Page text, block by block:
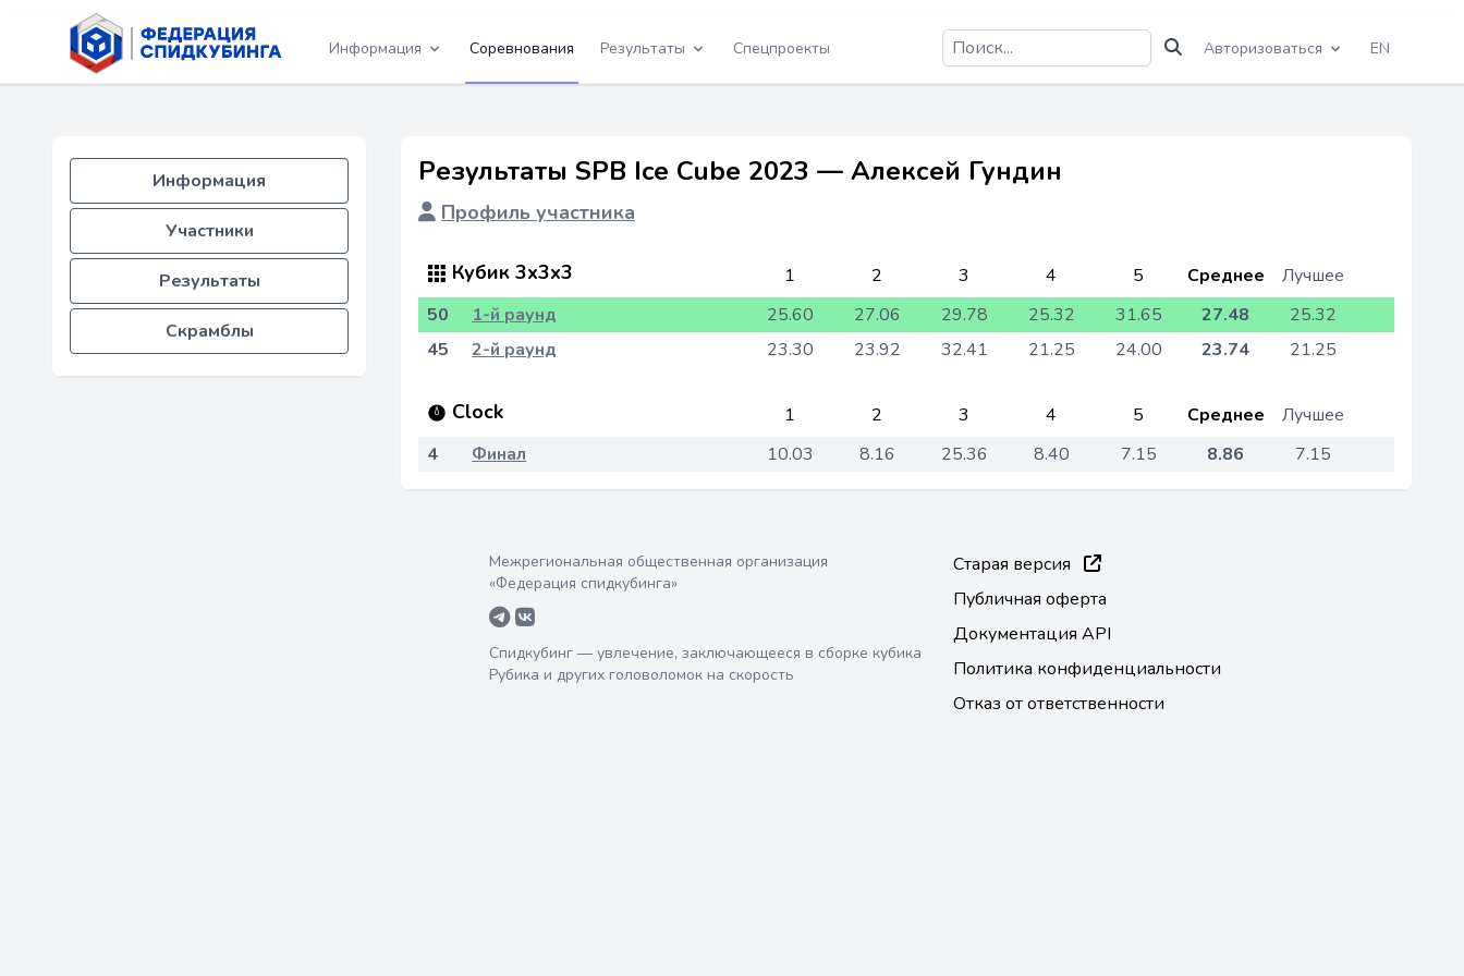
Информация Соревнования Результаты Спецпроекты Авторизоваться EN
Информация
Участники
Результаты
Скрамблы
Результаты SPB Ice Cube 2023 — Алексей Гундин
Профиль участника
Кубик 3x3x3 1 2 3 4 5 Среднее
Лучшее
50
1-й раунд 25.60 27.06 29.78 25.32 31.65 27.48
25.32
45
2-й раунд 23.30 23.92 32.41 21.25 24.00 23.74 21.25
Clock 1 2 3 4 5 Среднее
Лучшее
4
Финал 10.03 8.16 25.36 8.40 7.15 8.86 7.15
Межрегиональная общественная организация
«Федерация спидкубинга»
Спидкубинг — увлечение, заключающееся в сборке кубика
Рубика и других головоломок на скорость
Старая версия
Публичная оферта
Документация API
Политика конфиденциальности
Отказ от ответственности